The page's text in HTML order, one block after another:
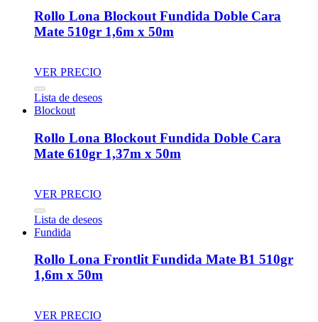
Rollo Lona Blockout Fundida Doble Cara
Mate 510gr 1,6m x 50m
VER PRECIO
Lista de deseos
Blockout
Rollo Lona Blockout Fundida Doble Cara
Mate 610gr 1,37m x 50m
VER PRECIO
Lista de deseos
Fundida
Rollo Lona Frontlit Fundida Mate B1 510gr
1,6m x 50m
VER PRECIO